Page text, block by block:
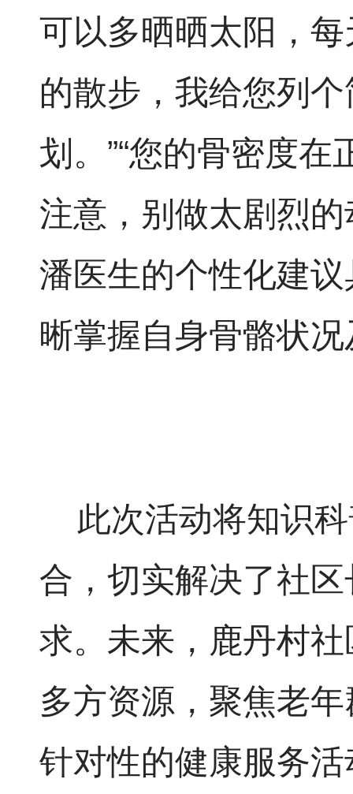
可以多晒晒太阳，
的散步，我给您列
划。”“您的骨密度
注意，别做太剧烈
潘医生的个性化建
晰掌握自身骨骼状
此次活动将知识科
合，切实解决了社
求。未来，鹿丹村社
多方资源，聚焦老
针对性的健康服务